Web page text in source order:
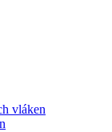
vláken